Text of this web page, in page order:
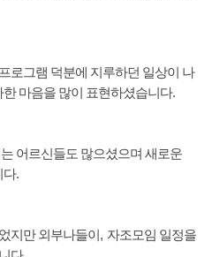
로그램 덕분에 지루하던 일상이 나
마음을 많이 표현하셨습니다.
어르신들도 많으셨으며 새로운
다.
지만 외부나들이, 자조모임 일정을